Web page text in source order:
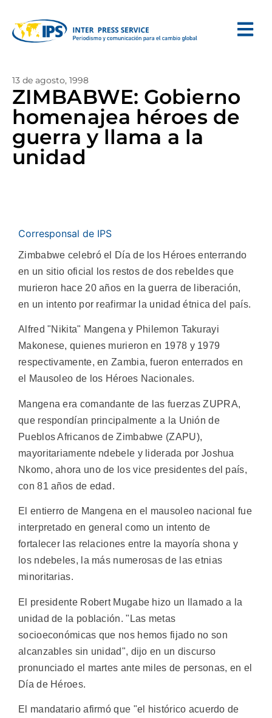
13 de agosto, 1998
ZIMBABWE: Gobierno
homenajea héroes de
guerra y llama a la
unidad
Corresponsal de IPS
Zimbabwe celebró el Día de los Héroes enterrando
en un sitio oficial los restos de dos rebeldes que
murieron hace 20 años en la guerra de liberación,
en un intento por reafirmar la unidad étnica del país.
Alfred "Nikita" Mangena y Philemon Takurayi
Makonese, quienes murieron en 1978 y 1979
respectivamente, en Zambia, fueron enterrados en
el Mausoleo de los Héroes Nacionales.
Mangena era comandante de las fuerzas ZUPRA,
que respondían principalmente a la Unión de
Pueblos Africanos de Zimbabwe (ZAPU),
mayoritariamente ndebele y liderada por Joshua
Nkomo, ahora uno de los vice presidentes del país,
con 81 años de edad.
El entierro de Mangena en el mausoleo nacional fue
interpretado en general como un intento de
fortalecer las relaciones entre la mayoría shona y
los ndebeles, la más numerosas de las etnias
minoritarias.
El presidente Robert Mugabe hizo un llamado a la
unidad de la población. "Las metas
socioeconómicas que nos hemos fijado no son
alcanzables sin unidad", dijo en un discurso
pronunciado el martes ante miles de personas, en el
Día de Héroes.
El mandatario afirmó que "el histórico acuerdo de